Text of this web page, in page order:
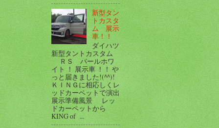
新型タン
トカスタ
ム 展示
車！！
ダイハツ
新型タントカスタム
ＲＳ パールホワ
イト ！ 展示車 ！！ や
っと届きました!(^^)!
ＫＩＮＧに相応しくレ
ッドカーペットで演出
展示準備風景 レッ
ドカーペットから
KING of ...